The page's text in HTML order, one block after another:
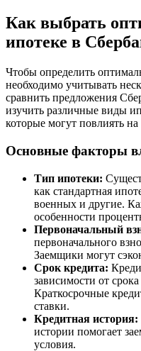
Как выбрать
ипотеке в
Чтобы определить
необходимо учитывать
сравнить предложения
изучить различные виды
которые могут повлиять
Основные факторы
Тип ипотеки:
как стандартная
военных и другие.
особенности
Первоначальный
первоначального
Заемщики могут
Срок кредита:
зависимости от
Краткосрочные
ставки.
Кредитная история:
истории помогает
условия.